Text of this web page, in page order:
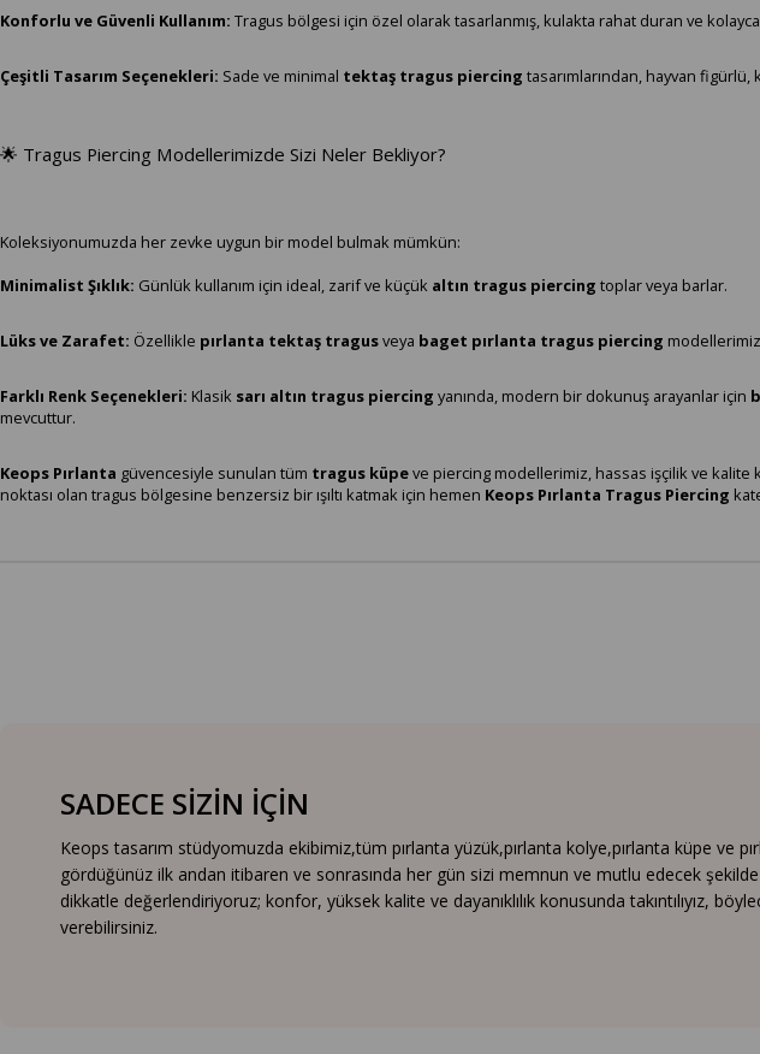
Konforlu ve Güvenli Kullanım: Tragus bölgesi için özel olarak tasarlanmış, kulakta rahat duran ve
Çeşitli Tasarım Seçenekleri: Sade ve minimal tektaş tragus piercing tasarımlarından, hayvan figürlü,
🌟 Tragus Piercing Modellerimizde Sizi Neler Bekliyor?
Koleksiyonumuzda her zevke uygun bir model bulmak mümkün:
Minimalist Şıklık: Günlük kullanım için ideal, zarif ve küçük altın tragus piercing toplar veya barlar.
Lüks ve Zarafet: Özellikle pırlanta tektaş tragusveya baget pırlanta tragus piercing
Farklı Renk Seçenekleri: Klasik sarı altın tragus piercing yanında, modern bir dokunuş arayanlar için
mevcuttur.
Keops Pırlanta güvencesiyle sunulan tüm tragus küpeve piercing modellerimiz, hassas işçilik ve kalite
noktası olan tragus bölgesine benzersiz bir ışıltı katmak için hemen Keops Pırlanta Tragus Piercing
SADECE SİZİN İÇİN
Keops tasarım stüdyomuzda ekibimiz,tüm pırlanta yüzük,pırlanta kolye,pırlanta küpe ve
gördüğünüz ilk andan itibaren ve sonrasında her gün sizi memnun ve mutlu edecek şekilde
dikkatle değerlendiriyoruz; konfor, yüksek kalite ve dayanıklılık konusunda takıntılıyız,
verebilirsiniz.